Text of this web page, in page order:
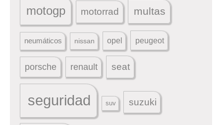
motogp motorrad multas
neumáticos nissan opel peugeot
porsche renault seat
seguridad suv suzuki